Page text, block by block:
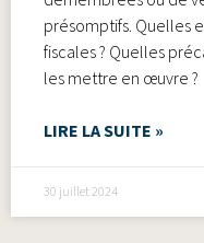
présomptifs. Quelles
fiscales ? Quelles
les mettre en œuvre ?
LIRE LA SUITE »
30 juillet 2024